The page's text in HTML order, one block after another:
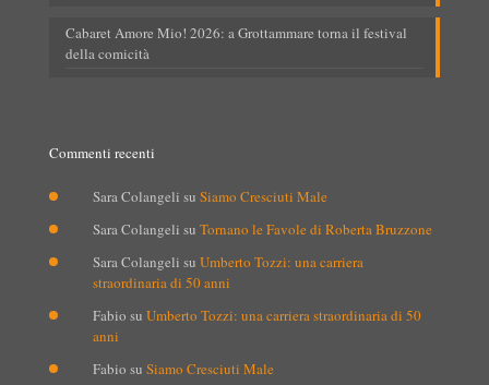
Cabaret Amore Mio! 2026: a Grottammare torna il festival
della comicità
Commenti recenti
Sara Colangeli su Siamo Cresciuti Male
Sara Colangeli su Tornano le Favole di Roberta Bruzzone
Sara Colangeli su Umberto Tozzi: una carriera
straordinaria di 50 anni
Fabio su Umberto Tozzi: una carriera straordinaria di 50
anni
Fabio su Siamo Cresciuti Male